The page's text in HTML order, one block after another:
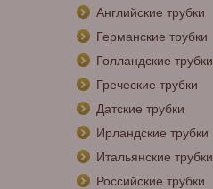
Английские трубки
Германские трубки
Голландские трубки
Греческие трубки
Датские трубки
Ирландские трубки
Итальянские трубки
Российские трубки